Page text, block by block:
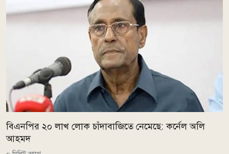
বিএনপির ২০ লাখ লোক চাঁদাবাজিতে নেমেছে: কর্নেল অলি
আহমদ